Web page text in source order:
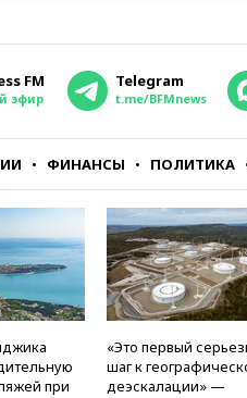
FM
эфир
Telegram
t.me/BFMnews
ФИНАНСЫ ПОЛИТИКА
при
«Это первый
шаг к
деэскалации» —